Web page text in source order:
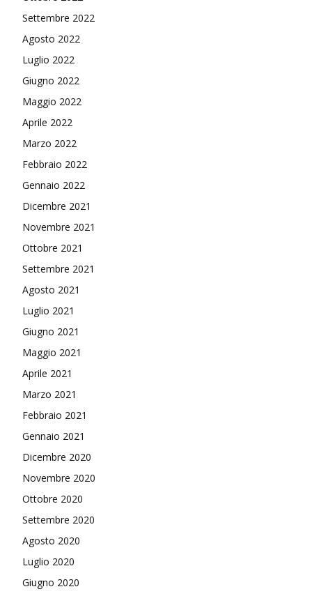
Settembre 2022
Agosto 2022
Luglio 2022
Giugno 2022
Maggio 2022
Aprile 2022
Marzo 2022
Febbraio 2022
Gennaio 2022
Dicembre 2021
Novembre 2021
Ottobre 2021
Settembre 2021
Agosto 2021
Luglio 2021
Giugno 2021
Maggio 2021
Aprile 2021
Marzo 2021
Febbraio 2021
Gennaio 2021
Dicembre 2020
Novembre 2020
Ottobre 2020
Settembre 2020
Agosto 2020
Luglio 2020
Giugno 2020